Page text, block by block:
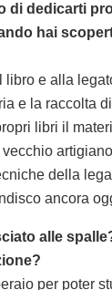
di dedicarti
hai
libro e alla
e la raccolta
libri il
della
ancora
alle
per poter